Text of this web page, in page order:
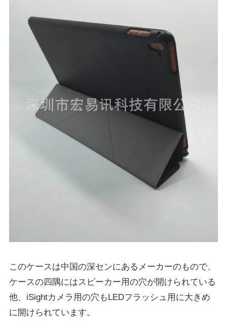
このケースは中国の深センにあるメーカーのもので、
ケースの四隅にはスピーカー用の穴が開けられている
他、iSightカメラ用の穴もLEDフラッシュ用に大きめ
に開けられています。